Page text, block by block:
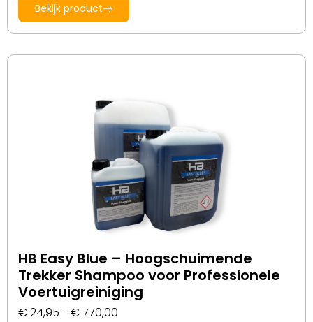
Bekijk product
HB Easy Blue – Hoogschuimende
Trekker Shampoo voor Professionele
Voertuigreiniging
€24,95 - €770,00